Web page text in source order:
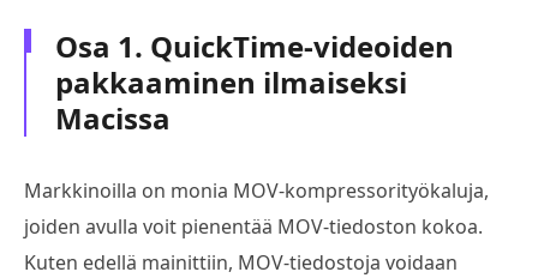
Osa 1. QuickTime-videoiden
pakkaaminen ilmaiseksi
Macissa
Markkinoilla on monia MOV-kompressorityökaluja,
joiden avulla voit pienentää MOV-tiedoston kokoa.
Kuten edellä mainittiin, MOV-tiedostoja voidaan